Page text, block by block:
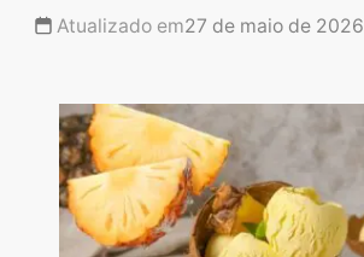
Atualizado em27 de maio de 2026